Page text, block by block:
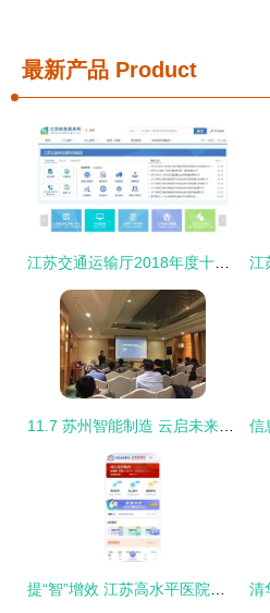
最新产品 Product